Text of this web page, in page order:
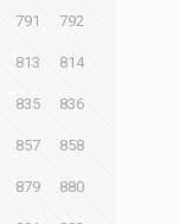
791 792
813 814
835 836
857 858
879 880